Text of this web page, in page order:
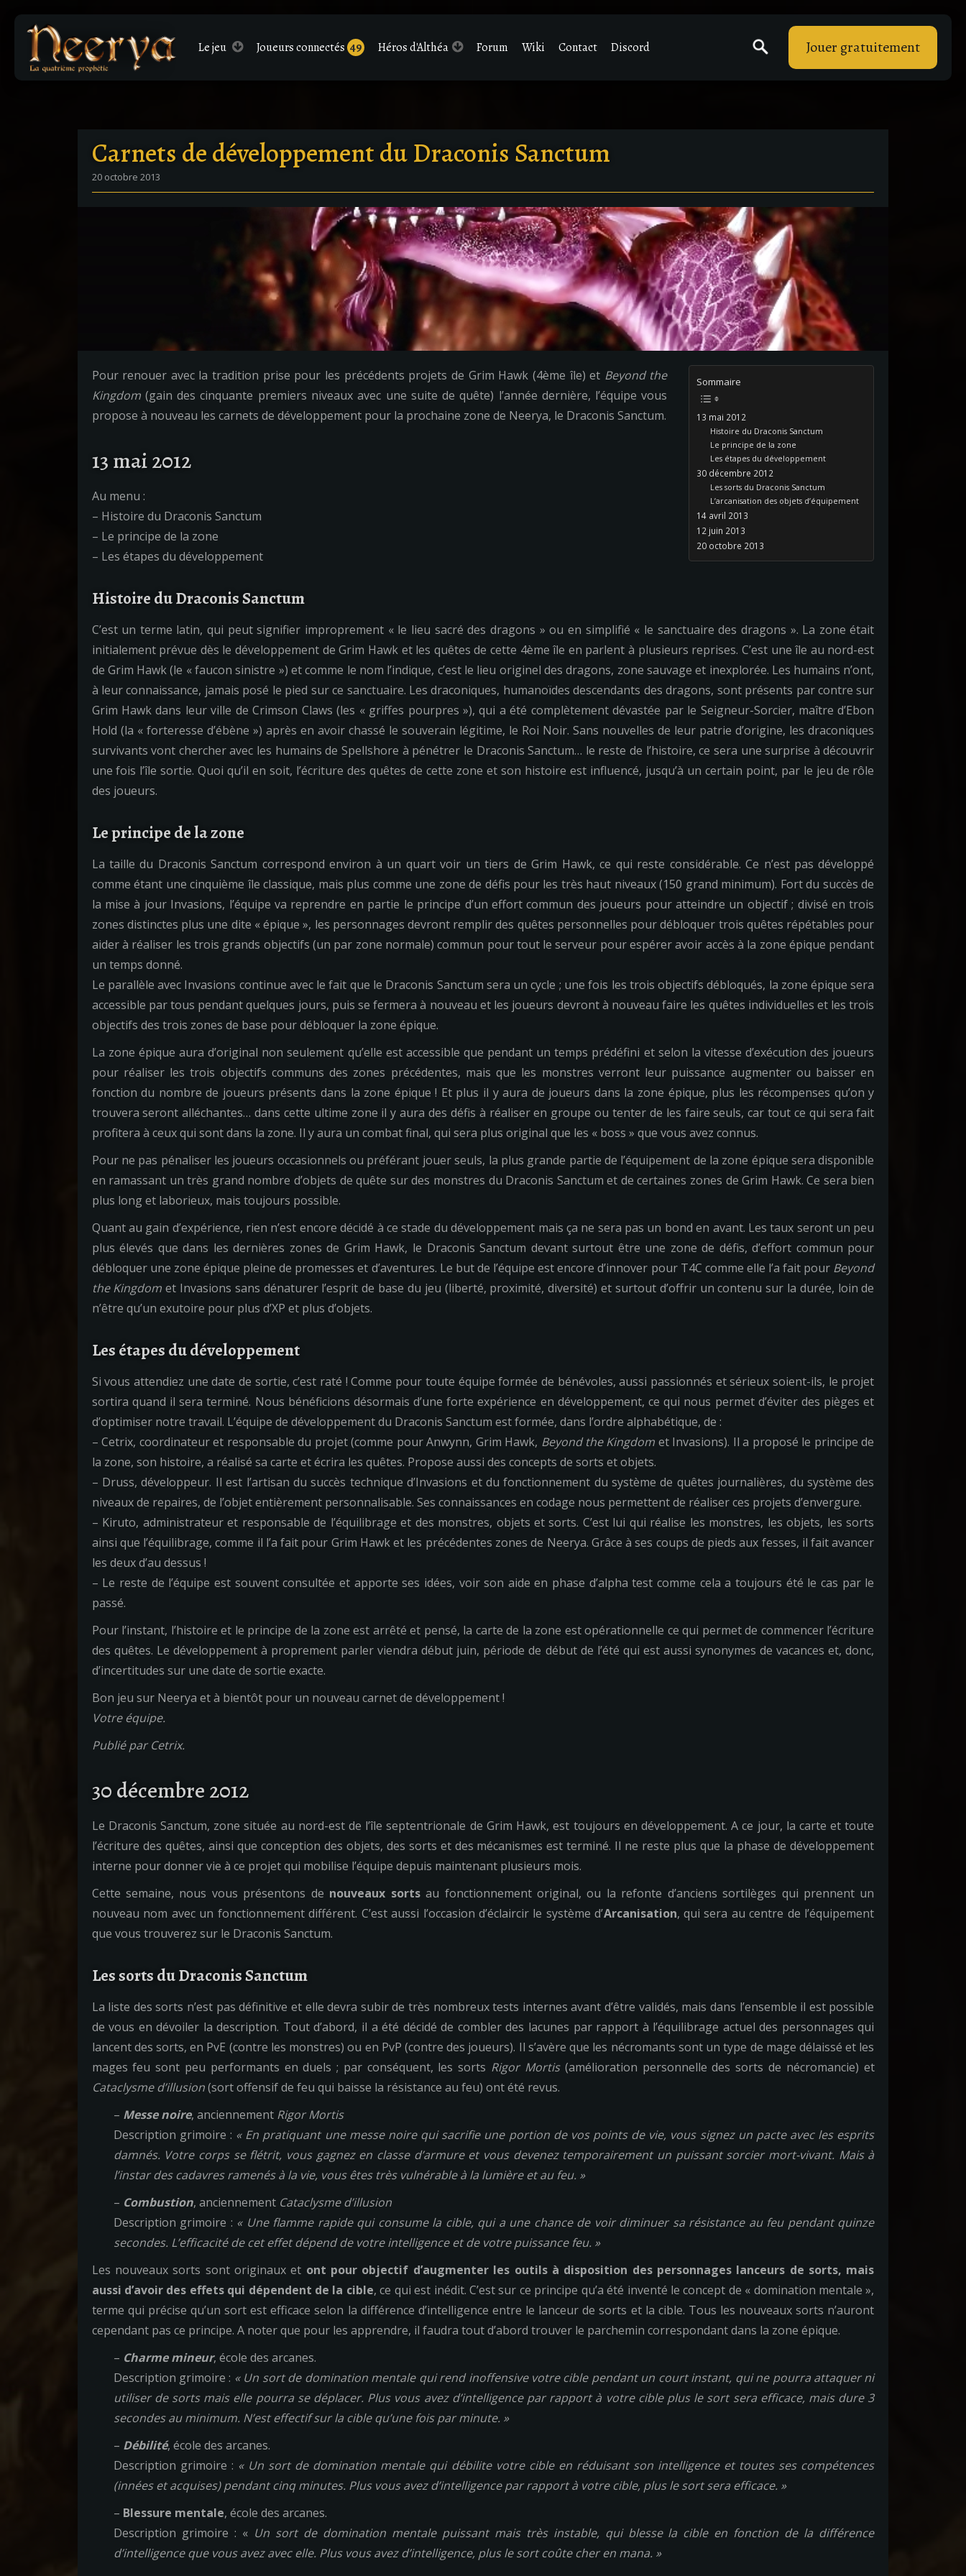
Lejeu Joueurs connectés 49 Héros d'Althéa Forum Wiki Contact Discord Jouer gratuitement
Carnets de développement du Draconis Sanctum
20 octobre 2013
Sommaire
13 mai 2012
Histoire du Draconis Sanctum
Le principe de la zone
Les étapes du développement
30 décembre 2012
Les sorts du Draconis Sanctum
L’arcanisation des objets d’équipement
14 avril 2013
12 juin 2013
20 octobre 2013
Pour renouer avec la tradition prise pour les précédents projets de Grim Hawk (4ème île) et Beyond the
Kingdom(gain des cinquante premiers niveaux avec une suite de quête) l’année dernière, l’équipe vous
propose à nouveau les carnets de développement pour la prochaine zone de Neerya, le Draconis Sanctum.
13 mai 2012
Au menu :
– Histoire du Draconis Sanctum
– Le principe de la zone
– Les étapes du développement
Histoire du Draconis Sanctum
C’est un terme latin, qui peut signifier improprement « le lieu sacré des dragons » ou en simplifié « le sanctuaire des dragons ». La zone était
initialement prévue dès le développement de Grim Hawk et les quêtes de cette 4ème île en parlent à plusieurs reprises. C’est une île au nord-est
de Grim Hawk (le « faucon sinistre ») et comme le nom l’indique, c’est le lieu originel des dragons, zone sauvage et inexplorée. Les humains n’ont,
à leur connaissance, jamais posé le pied sur ce sanctuaire. Les draconiques, humanoïdes descendants des dragons, sont présents par contre sur
Grim Hawk dans leur ville de Crimson Claws (les « griffes pourpres »), qui a été complètement dévastée par le Seigneur-Sorcier, maître d’Ebon
Hold (la « forteresse d’ébène ») après en avoir chassé le souverain légitime, le Roi Noir. Sans nouvelles de leur patrie d’origine, les draconiques
survivants vont chercher avec les humains de Spellshore à pénétrer le Draconis Sanctum… le reste de l’histoire, ce sera une surprise à découvrir
une fois l’île sortie. Quoi qu’il en soit, l’écriture des quêtes de cette zone et son histoire est influencé, jusqu’à un certain point, par le jeu de rôle
des joueurs.
Le principe de la zone
La taille du Draconis Sanctum correspond environ à un quart voir un tiers de Grim Hawk, ce qui reste considérable. Ce n’est pas développé
comme étant une cinquième île classique, mais plus comme une zone de défis pour les très haut niveaux (150 grand minimum). Fort du succès de
la mise à jour Invasions, l’équipe va reprendre en partie le principe d’un effort commun des joueurs pour atteindre un objectif ; divisé en trois
zones distinctes plus une dite « épique », les personnages devront remplir des quêtes personnelles pour débloquer trois quêtes répétables pour
aider à réaliser les trois grands objectifs (un par zone normale) commun pour tout le serveur pour espérer avoir accès à la zone épique pendant
un temps donné.
Le parallèle avec Invasions continue avec le fait que le Draconis Sanctum sera un cycle ; une fois les trois objectifs débloqués, la zone épique sera
accessible par tous pendant quelques jours, puis se fermera à nouveau et les joueurs devront à nouveau faire les quêtes individuelles et les trois
objectifs des trois zones de base pour débloquer la zone épique.
La zone épique aura d’original non seulement qu’elle est accessible que pendant un temps prédéfini et selon la vitesse d’exécution des joueurs
pour réaliser les trois objectifs communs des zones précédentes, mais que les monstres verront leur puissance augmenter ou baisser en
fonction du nombre de joueurs présents dans la zone épique ! Et plus il y aura de joueurs dans la zone épique, plus les récompenses qu’on y
trouvera seront alléchantes… dans cette ultime zone il y aura des défis à réaliser en groupe ou tenter de les faire seuls, car tout ce qui sera fait
profitera à ceux qui sont dans la zone. Il y aura un combat final, qui sera plus original que les « boss » que vous avez connus.
Pour ne pas pénaliser les joueurs occasionnels ou préférant jouer seuls, la plus grande partie de l’équipement de la zone épique sera disponible
en ramassant un très grand nombre d’objets de quête sur des monstres du Draconis Sanctum et de certaines zones de Grim Hawk. Ce sera bien
plus long et laborieux, mais toujours possible.
Quant au gain d’expérience, rien n’est encore décidé à ce stade du développement mais ça ne sera pas un bond en avant. Les taux seront un peu
plus élevés que dans les dernières zones de Grim Hawk, le Draconis Sanctum devant surtout être une zone de défis, d’effort commun pour
débloquer une zone épique pleine de promesses et d’aventures. Le but de l’équipe est encore d’innover pour T4C comme elle l’a fait pour Beyond
the Kingdomet Invasions sans dénaturer l’esprit de base du jeu (liberté, proximité, diversité) et surtout d’offrir un contenu sur la durée, loin de
n’être qu’un exutoire pour plus d’XP et plus d’objets.
Les étapes du développement
Si vous attendiez une date de sortie, c’est raté ! Comme pour toute équipe formée de bénévoles, aussi passionnés et sérieux soient-ils, le projet
sortira quand il sera terminé. Nous bénéficions désormais d’une forte expérience en développement, ce qui nous permet d’éviter des pièges et
d’optimiser notre travail. L’équipe de développement du Draconis Sanctum est formée, dans l’ordre alphabétique, de :
– Cetrix, coordinateur et responsable du projet (comme pour Anwynn, Grim Hawk, Beyond the Kingdom et Invasions). Il a proposé le principe de
la zone, son histoire, a réalisé sa carte et écrira les quêtes. Propose aussi des concepts de sorts et objets.
– Druss, développeur. Il est l’artisan du succès technique d’Invasions et du fonctionnement du système de quêtes journalières, du système des
niveaux de repaires, de l’objet entièrement personnalisable. Ses connaissances en codage nous permettent de réaliser ces projets d’envergure.
– Kiruto, administrateur et responsable de l’équilibrage et des monstres, objets et sorts. C’est lui qui réalise les monstres, les objets, les sorts
ainsi que l’équilibrage, comme il l’a fait pour Grim Hawk et les précédentes zones de Neerya. Grâce à ses coups de pieds aux fesses, il fait avancer
les deux d’au dessus !
– Le reste de l’équipe est souvent consultée et apporte ses idées, voir son aide en phase d’alpha test comme cela a toujours été le cas par le
passé.
Pour l’instant, l’histoire et le principe de la zone est arrêté et pensé, la carte de la zone est opérationnelle ce qui permet de commencer l’écriture
des quêtes. Le développement à proprement parler viendra début juin, période de début de l’été qui est aussi synonymes de vacances et, donc,
d’incertitudes sur une date de sortie exacte.
Bon jeu sur Neerya et à bientôt pour un nouveau carnet de développement !
Votre équipe.
Publié par Cetrix.
30 décembre 2012
Le Draconis Sanctum, zone située au nord-est de l’île septentrionale de Grim Hawk, est toujours en développement. A ce jour, la carte et toute
l’écriture des quêtes, ainsi que conception des objets, des sorts et des mécanismes est terminé. Il ne reste plus que la phase de développement
interne pour donner vie à ce projet qui mobilise l’équipe depuis maintenant plusieurs mois.
Cette semaine, nous vous présentons de nouveaux sortsau fonctionnement original, ou la refonte d’anciens sortilèges qui prennent un
nouveau nom avec un fonctionnement différent. C’est aussi l’occasion d’éclaircir le système d’Arcanisation, qui sera au centre de l’équipement
que vous trouverez sur le Draconis Sanctum.
Les sorts du Draconis Sanctum
La liste des sorts n’est pas définitive et elle devra subir de très nombreux tests internes avant d’être validés, mais dans l’ensemble il est possible
de vous en dévoiler la description. Tout d’abord, il a été décidé de combler des lacunes par rapport à l’équilibrage actuel des personnages qui
lancent des sorts, en PvE (contre les monstres) ou en PvP (contre des joueurs). Il s’avère que les nécromants sont un type de mage délaissé et les
mages feu sont peu performants en duels ; par conséquent, les sorts Rigor Mortis(amélioration personnelle des sorts de nécromancie) et
Cataclysme d’illusion(sort offensif de feu qui baisse la résistance au feu) ont été revus.
– Messe noire, anciennement Rigor Mortis
Description grimoire : « En pratiquant une messe noire qui sacrifie une portion de vos points de vie, vous signez un pacte avec les esprits
damnés. Votre corps se flétrit, vous gagnez en classe d’armure et vous devenez temporairement un puissant sorcier mort-vivant. Mais à
l’instar des cadavres ramenés à la vie, vous êtes très vulnérable à la lumière et au feu. »
– Combustion, anciennement Cataclysme d’illusion
Description grimoire : « Une flamme rapide qui consume la cible, qui a une chance de voir diminuer sa résistance au feu pendant quinze
secondes. L’efficacité de cet effet dépend de votre intelligence et de votre puissance feu. »
Les nouveaux sorts sont originaux et ont pour objectif d’augmenter les outils à disposition des personnages lanceurs de sorts, mais
aussi d’avoir des effets qui dépendent de la cible, ce qui est inédit. C’est sur ce principe qu’a été inventé le concept de « domination mentale »,
terme qui précise qu’un sort est efficace selon la différence d’intelligence entre le lanceur de sorts et la cible. Tous les nouveaux sorts n’auront
cependant pas ce principe. A noter que pour les apprendre, il faudra tout d’abord trouver le parchemin correspondant dans la zone épique.
– Charme mineur, école des arcanes.
Description grimoire : « Un sort de domination mentale qui rend inoffensive votre cible pendant un court instant, qui ne pourra attaquer ni
utiliser de sorts mais elle pourra se déplacer. Plus vous avez d’intelligence par rapport à votre cible plus le sort sera efficace, mais dure 3
secondes au minimum. N’est effectif sur la cible qu’une fois par minute. »
– Débilité, école des arcanes.
Description grimoire : « Un sort de domination mentale qui débilite votre cible en réduisant son intelligence et toutes ses compétences
(innées et acquises) pendant cinq minutes. Plus vous avez d’intelligence par rapport à votre cible, plus le sort sera efficace. »
– Blessure mentale, école des arcanes.
Description grimoire : « Un sort de domination mentale puissant mais très instable, qui blesse la cible en fonction de la différence
d’intelligence que vous avez avec elle. Plus vous avez d’intelligence, plus le sort coûte cher en mana. »